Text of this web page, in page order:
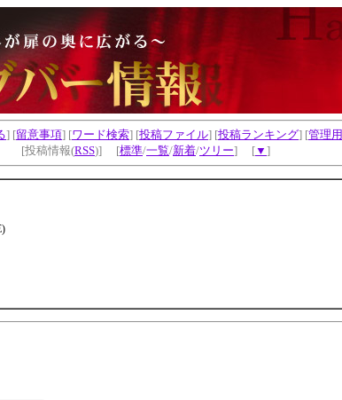
] [留意事項] [ワード検索] [投稿ファイル] [投稿ランキング] [管理用
[投稿情報(RSS)] [標準/一覧/新着/ツリー] [▼ ]